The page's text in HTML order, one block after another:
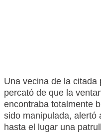
Una vecina de la
percató de que la
encontraba totalmente
sido manipulada,
hasta el lugar una